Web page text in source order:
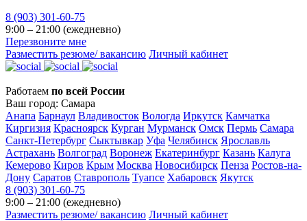
8 (903) 301-60-75
9:00 – 21:00 (ежедневно)
Перезвоните мне
Разместить резюме/ вакансию Личный кабинет
Работаем по всей России
Ваш город: Самара
Анапа Барнаул Владивосток Вологда Иркутск Камчатка
Киргизия Красноярск Курган Мурманск Омск Пермь Самара
Санкт-Петербург Сыктывкар Уфа Челябинск Ярославль
Астрахань Волгоград Воронеж Екатеринбург Казань Калуга
Кемерово Киров Крым Москва Новосибирск Пенза Ростов-на-
Дону Саратов Ставрополь Туапсе Хабаровск Якутск
8 (903) 301-60-75
9:00 – 21:00 (ежедневно)
Разместить резюме/ вакансию Личный кабинет